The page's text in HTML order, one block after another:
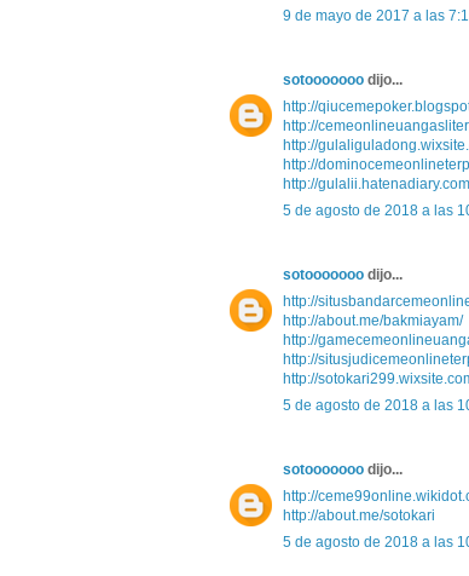
9 de mayo de 2017 a las
sotooooooo dijo...
http://
http://
http://
http://
http://
5 de agosto de 2018 a las
sotooooooo dijo...
http://
http://about.me/bakmiayam/
http://
http://
http://
5 de agosto de 2018 a las
sotooooooo dijo...
http://
http://about.me/sotokari
5 de agosto de 2018 a las